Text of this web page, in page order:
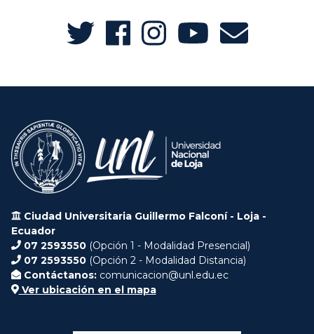
Ciudad Universitaria Guillermo Falconí - Loja -
Ecuador
07 2593550 (Opción 1 - Modalidad Presencial)
07 2593550 (Opción 2 - Modalidad Distancia)
Contáctanos: comunicacion@unl.edu.ec
Ver ubicación en el mapa